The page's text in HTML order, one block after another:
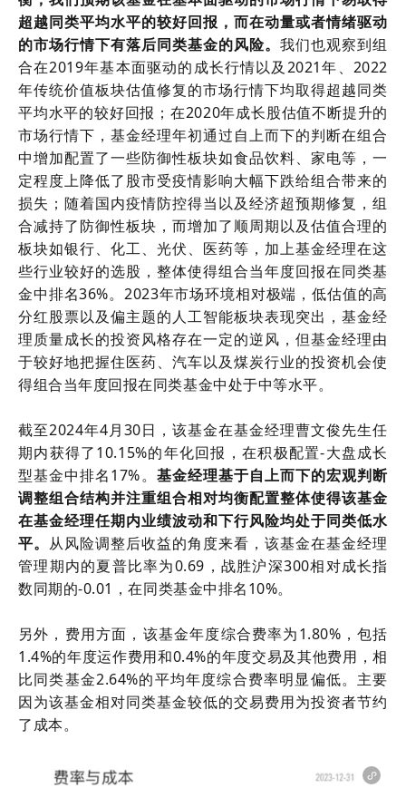
超越同类平均水平的较好回报，而在动量或者情绪驱动
的市场行情下有落后同类基金的风险。我们也观察到组
合在2019年基本面驱动的成长行情以及2021年、2022
年传统价值板块估值修复的市场行情下均取得超越同类
平均水平的较好回报；在2020年成长股估值不断提升的
市场行情下，基金经理年初通过自上而下的判断在组合
中增加配置了一些防御性板块如食品饮料、家电等，一
定程度上降低了股市受疫情影响大幅下跌给组合带来的
损失；随着国内疫情防控得当以及经济超预期修复，组
合减持了防御性板块，而增加了顺周期以及估值合理的
板块如银行、化工、光伏、医药等，加上基金经理在这
些行业较好的选股，整体使得组合当年度回报在同类基
金中排名36%。2023年市场环境相对极端，低估值的高
分红股票以及偏主题的人工智能板块表现突出，基金经
理质量成长的投资风格存在一定的逆风，但基金经理由
于较好地把握住医药、汽车以及煤炭行业的投资机会使
得组合当年度回报在同类基金中处于中等水平。
截至2024年4月30日，该基金在基金经理曹文俊先生任
期内获得了10.15%的年化回报，在积极配置-大盘成长
型基金中排名17%。 基金经理基于自上而下的宏观判断
调整组合结构并注重组合相对均衡配置整体使得该基金
在基金经理任期内业绩波动和下行风险均处于同类低水
平。 从风险调整后收益的角度来看，该基金在基金经理
管理期内的夏普比率为0.69，战胜沪深300相对成长指
数同期的-0.01，在同类基金中排名10%。
另外，费用方面，该基金年度综合费率为1.80%，包括
1.4%的年度运作费用和0.4%的年度交易及其他费用，相
比同类基金2.64%的平均年度综合费率明显偏低。主要
因为该基金相对同类基金较低的交易费用为投资者节约
了成本。